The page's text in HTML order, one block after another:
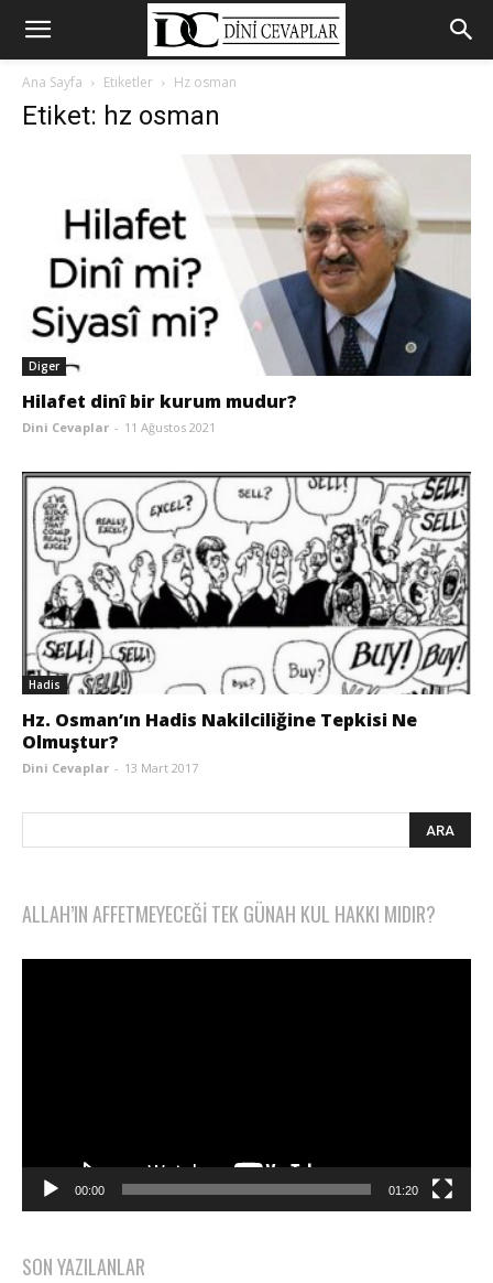
Ana Sayfa Etiketler Hz osman
Etiket: hz osman
Diger
Hilafet dinî bir kurum mudur?
Dini Cevaplar - 11 Ağustos 2021
Hadis
Hz. Osman’ın Hadis Nakilciliğine Tepkisi Ne
Olmuştur?
Dini Cevaplar - 13 Mart 2017
ALLAH’IN AFFETMEYECEĞI TEK GÜNAH KUL HAKKI MIDIR?
00:00 01:20
SON YAZILANLAR